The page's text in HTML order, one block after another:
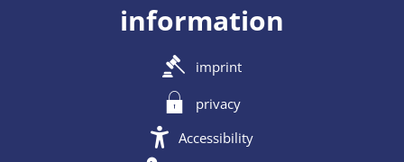
information
imprint
privacy
Accessibility